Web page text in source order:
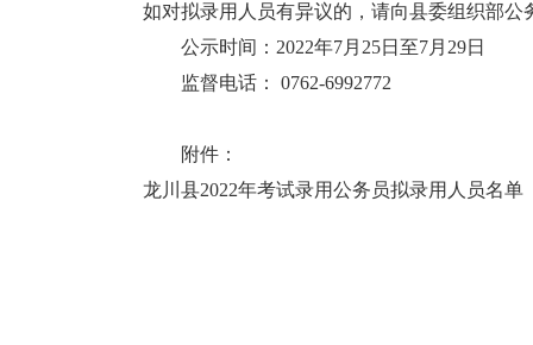
如对拟录用人员有异议的，请向县委组织部公
公示时间：2022年7月25日至7月29日
监督电话： 0762-6992772
附件：
龙川县2022年考试录用公务员拟录用人员名单